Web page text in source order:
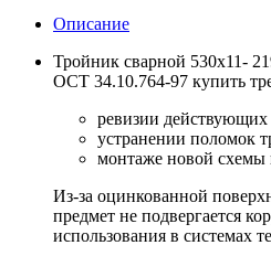
Описание
Тройник сварной 530х11-
ОСТ 34.10.764-97 купить
ревизии действующих
устранении поломок
монтаже новой схемы
Из-за оцинкованной
предмет не подвергается
использования в системах